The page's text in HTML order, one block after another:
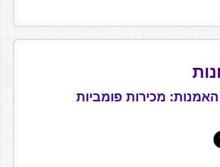
האמנות: מכירות פומביות